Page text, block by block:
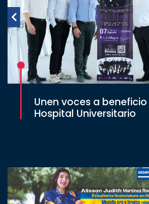
Unen voces a
Hospital Universitario